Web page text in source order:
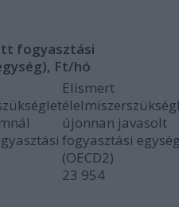
fogyasztási
Ft/hó
Elismert
újonnan javasolt
fogyasztási
(OECD2)
23 954